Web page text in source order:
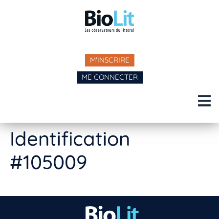
M'INSCRIRE
ME CONNECTER
Identification
#105009